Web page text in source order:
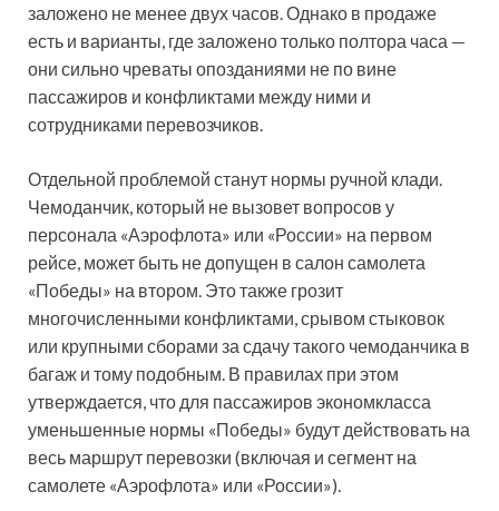
заложено не менее двух часов. Однако в продаже
есть и варианты, где заложено только полтора часа —
они сильно чреваты опозданиями не по вине
пассажиров и конфликтами между ними и
сотрудниками перевозчиков.
Отдельной проблемой станут нормы ручной клади.
Чемоданчик, который не вызовет вопросов у
персонала «Аэрофлота» или «России» на первом
рейсе, может быть не допущен в салон самолета
«Победы» на втором. Это также грозит
многочисленными конфликтами, срывом стыковок
или крупными сборами за сдачу такого чемоданчика в
багаж и тому подобным. В правилах при этом
утверждается, что для пассажиров экономкласса
уменьшенные нормы «Победы» будут действовать на
весь маршрут перевозки (включая и сегмент на
самолете «Аэрофлота» или «России»).